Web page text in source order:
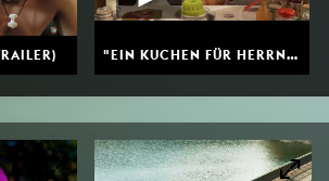
"EIN KUCHEN FÜR HERRN LECKERSCHMAUS" (TRAILER)